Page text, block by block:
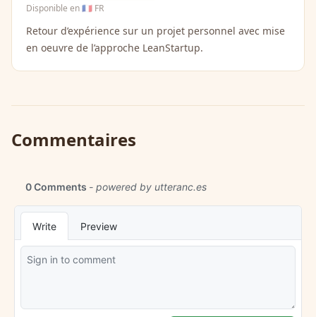
Disponible en🇫🇷 FR
Retour d’expérience sur un projet personnel avec mise
en oeuvre de l’approche LeanStartup.
Commentaires